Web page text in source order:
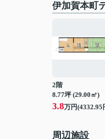
伊加賀本町
2階
8.77坪 (29.00㎡)
3.8万円(4332.95
周辺施設